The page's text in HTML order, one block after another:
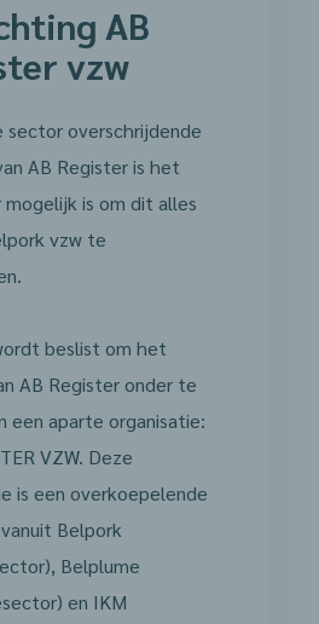
AB
vzw
sector overschrijdende
AB Register is het
is om dit alles
vzw te
beslist om het
AB Register onder te
een aparte organisatie:
VZW. Deze
is een overkoepelende
Belpork
Belplume
en IKM